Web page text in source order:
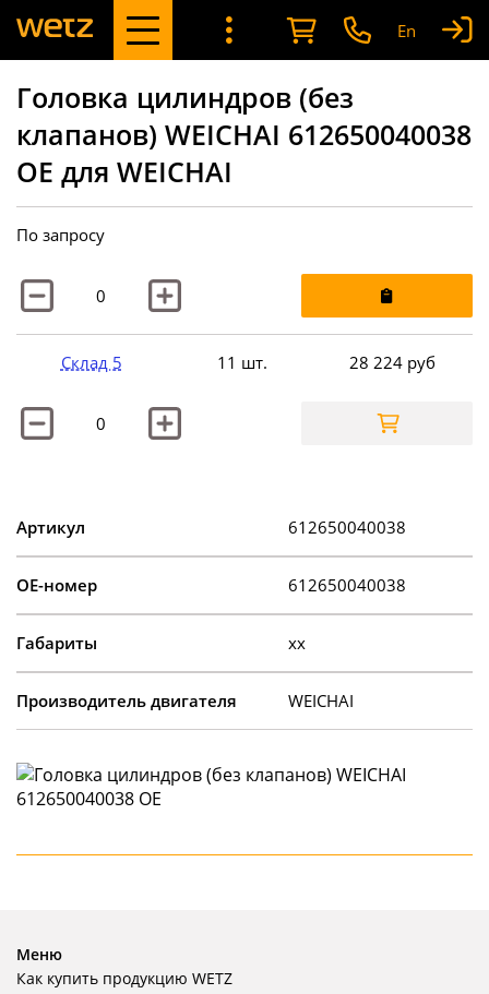
En
Головка цилиндров (без
клапанов) WEICHAI 612650040038
OE для WEICHAI
По запросу
Склад 5 11 шт. 28 224 руб
Артикул 612650040038
OE-номер 612650040038
Габариты xx
Производитель двигателя WEICHAI
Меню
Как купить продукцию WETZ